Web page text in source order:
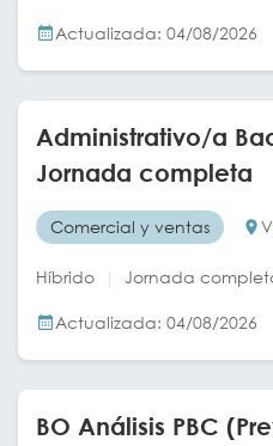
Actualizada: 04/08/2026
Administrativo/a
Jornada completa
Comercial y ventas
Híbrido Jornada
Actualizada: 04/08/2026
BO Análisis PBC